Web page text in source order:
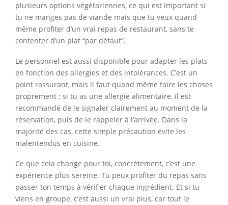
plusieurs options végétariennes, ce qui est important si
tu ne manges pas de viande mais que tu veux quand
même profiter d’un vrai repas de restaurant, sans te
contenter d’un plat “par défaut”.
Le personnel est aussi disponible pour adapter les plats
en fonction des allergies et des intolérances. C’est un
point rassurant, mais il faut quand même faire les choses
proprement : si tu as une allergie alimentaire, il est
recommandé de le signaler clairement au moment de la
réservation, puis de le rappeler à l’arrivée. Dans la
majorité des cas, cette simple précaution évite les
malentendus en cuisine.
Ce que cela change pour toi, concrètement, c’est une
expérience plus sereine. Tu peux profiter du repas sans
passer ton temps à vérifier chaque ingrédient. Et si tu
viens en groupe, c’est aussi un vrai plus, car tout le